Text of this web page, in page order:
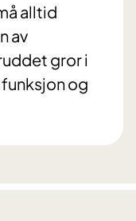
alltid
av
gror i
og